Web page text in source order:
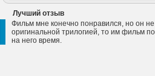
Лучший отзыв
Фильм мне конечно понравился, но он
оригинальной трилогией, то им фильм
на него время.